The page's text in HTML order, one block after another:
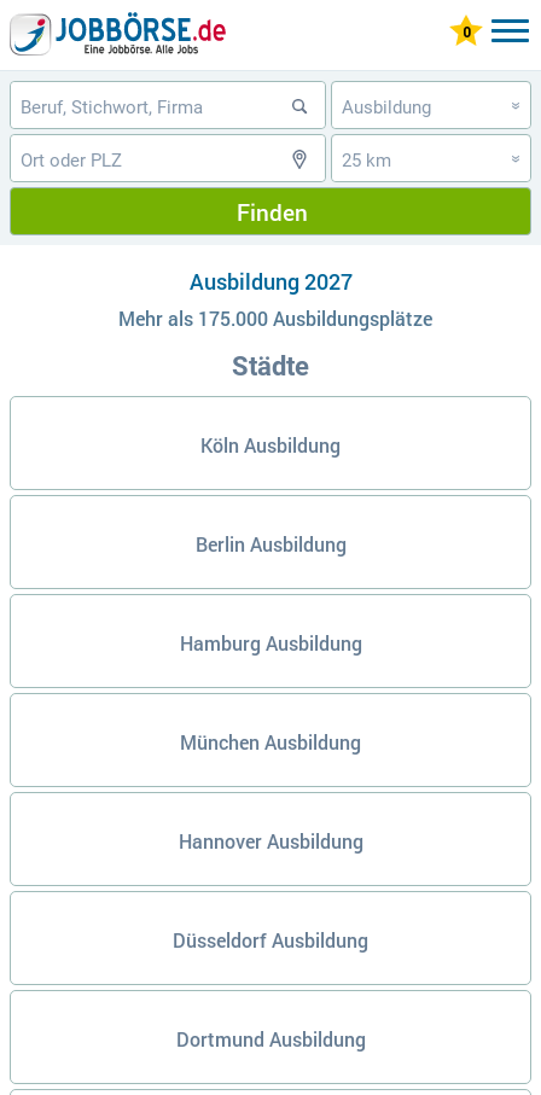
Ausbildung »
25 km »
Finden
Ausbildung 2027
Mehr als 175.000 Ausbildungsplätze
Städte
Köln Ausbildung
Berlin Ausbildung
Hamburg Ausbildung
München Ausbildung
Hannover Ausbildung
Düsseldorf Ausbildung
Dortmund Ausbildung